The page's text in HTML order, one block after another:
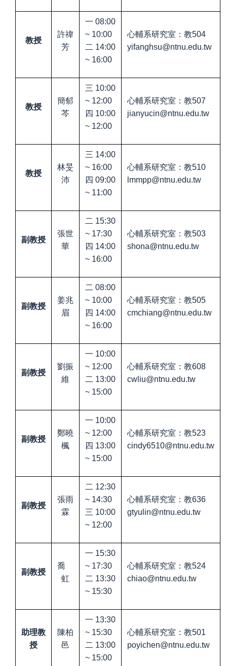
教授
許禕
芳
一 08:00
~ 10:00
二 14:00
~ 16:00
心輔系研究室：教504
yifanghsu@ntnu.edu.tw
教授
簡郁
芩
三 10:00
~ 12:00
四 10:00
~ 12:00
心輔系研究室：教507
jianyucin@ntnu.edu.tw
教授
林旻
沛
三 14:00
~ 16:00
四 09:00
~ 11:00
心輔系研究室：教510
lmmpp@ntnu.edu.tw
副教授
張世
華
二 15:30
~ 17:30
四 14:00
~ 16:00
心輔系研究室：教503
shona@ntnu.edu.tw
副教授
姜兆
眉
二 08:00
~ 10:00
四 14:00
~ 16:00
心輔系研究室：教505
cmchiang@ntnu.edu.tw
副教授
劉振
維
一 10:00
~ 12:00
二 13:00
~ 15:00
心輔系研究室：教608
cwliu@ntnu.edu.tw
副教授
鄭曉
楓
一 10:00
~ 12:00
四 13:00
~ 15:00
心輔系研究室：教523
cindy6510@ntnu.edu.tw
副教授
張雨
霖
二 12:30
~ 14:30
三 10:00
~ 12:00
心輔系研究室：教636
gtyulin@ntnu.edu.tw
副教授
喬
虹
一 15:30
~ 17:30
二 13:30
~ 15:30
心輔系研究室：教524
chiao@ntnu.edu.tw
助理教
授
陳柏
邑
一 13:30
~ 15:30
二 13:00
~ 15:00
心輔系研究室：教501
poyichen@ntnu.edu.tw